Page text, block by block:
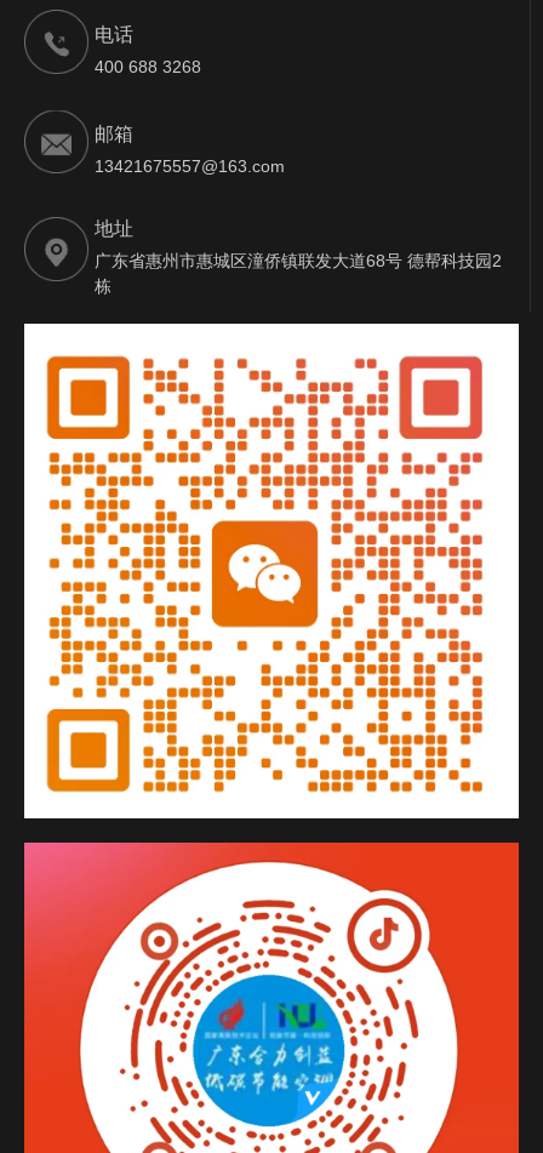
电话
400 688 3268
邮箱
13421675557@163.com
地址
广东省惠州市惠城区潼侨镇联发大道68号 德帮科技园2
栋